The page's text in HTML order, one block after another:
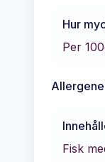
Hur
Per
Fisk